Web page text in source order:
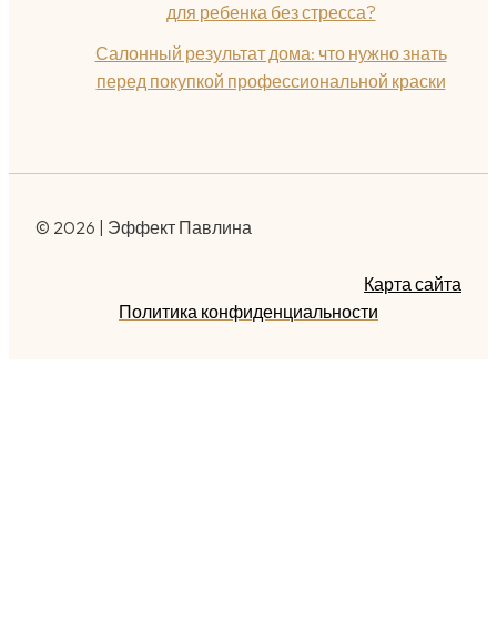
для ребенка без стресса?
Салонный результат дома: что нужно знать
перед покупкой профессиональной краски
© 2026 | Эффект Павлина
Карта сайта
Политика конфиденциальности